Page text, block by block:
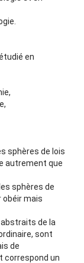
en
sphères de lois
autrement que
sphères de
obéir mais
de la
sont
de
correspond un